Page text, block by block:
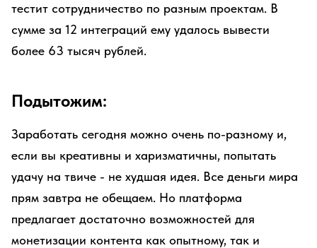
тестит сотрудничество по разным проектам. В
сумме за 12 интеграций ему удалось вывести
более 63 тысяч рублей.
Подытожим:
Заработать сегодня можно очень по-разному и,
если вы креативны и харизматичны, попытать
удачу на твиче - не худшая идея. Все деньги мира
прям завтра не обещаем. Но платформа
предлагает достаточно возможностей для
монетизации контента как опытному, так и